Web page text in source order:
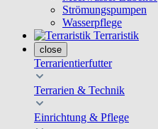
Strömungspumpen
Wasserpflege
Terraristik
close
Terrarientierfutter
Terrarien & Technik
Einrichtung & Pflege